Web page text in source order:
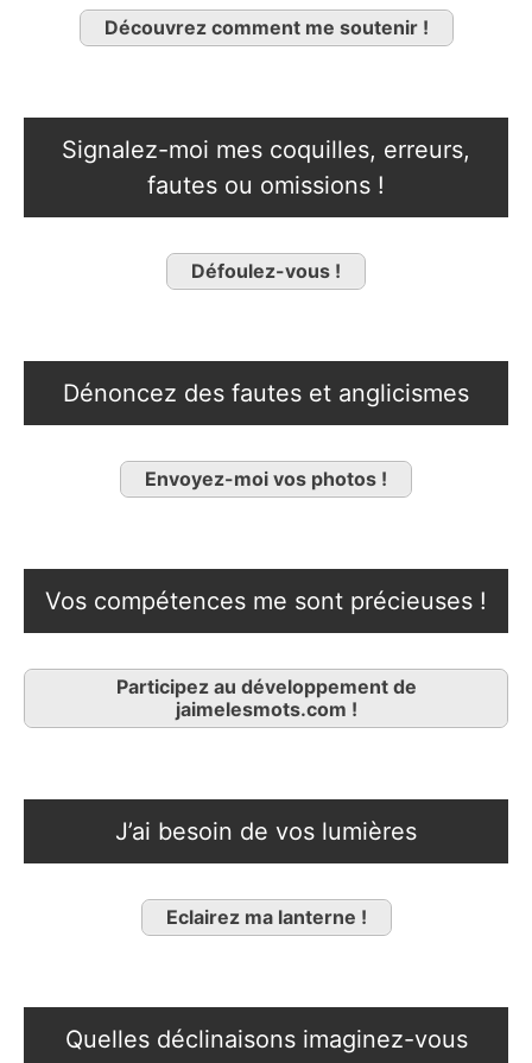
Découvrez comment me soutenir !
Signalez-moi mes coquilles, erreurs,
fautes ou omissions !
Défoulez-vous !
Dénoncez des fautes et anglicismes
Envoyez-moi vos photos !
Vos compétences me sont précieuses !
Participez au développement de
jaimelesmots.com !
J’ai besoin de vos lumières
Eclairez ma lanterne !
Quelles déclinaisons imaginez-vous